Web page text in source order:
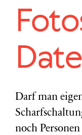
Darf man
noch